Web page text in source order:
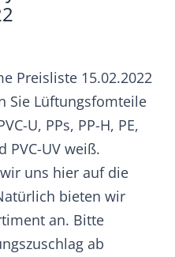
Preisliste 15.02.2022
Sie Lüftungsfomteile
U, PPs, PP-H, PE,
PVC-UV weiß.
uns hier auf die
bieten wir
an. Bitte
ab